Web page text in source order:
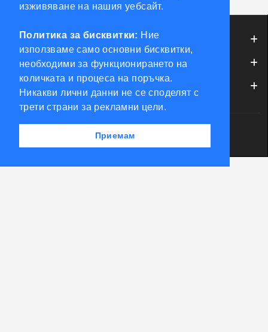
изживяване на нашия уебсайт.
Политика за бисквитки: Ние
използваме само основни бисквитки,
необходими за функционирането на
количката и процеса на поръчка.
Никакви лични данни не се споделят с
трети страни за рекламни цели.
Приемам
ИНФОРМАЦИЯ
ОБСЛУЖВАНЕ НА КЛИЕНТИ
МОЯТ ПРОФИЛ
КЛЮЧАРСКИ СКЛАД КЛЮЧКО © 2026